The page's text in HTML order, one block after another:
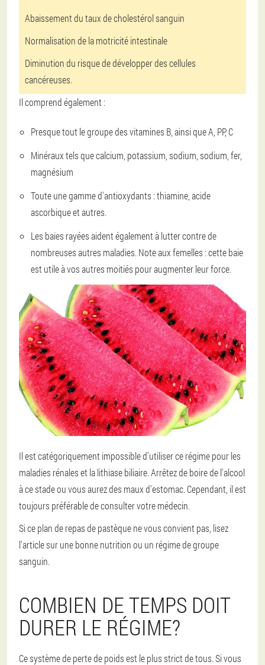
Abaissement du taux de cholestérol sanguin
Normalisation de la motricité intestinale
Diminution du risque de développer des cellules
cancéreuses.
Il comprend également :
Presque tout le groupe des vitamines B, ainsi que A, PP, C
Minéraux tels que calcium, potassium, sodium, sodium, fer,
magnésium
Toute une gamme d'antioxydants : thiamine, acide
ascorbique et autres.
Les baies rayées aident également à lutter contre de
nombreuses autres maladies. Note aux femelles : cette baie
est utile à vos autres moitiés pour augmenter leur force.
Il est catégoriquement impossible d'utiliser ce régime pour les
maladies rénales et la lithiase biliaire. Arrêtez de boire de l'alcool
à ce stade ou vous aurez des maux d'estomac. Cependant, il est
toujours préférable de consulter votre médecin.
Si ce plan de repas de pastèque ne vous convient pas, lisez
l'article sur une bonne nutrition ou un régime de groupe
sanguin.
COMBIEN DE TEMPS DOIT
DURER LE RÉGIME?
Ce système de perte de poids est le plus strict de tous. Si vous